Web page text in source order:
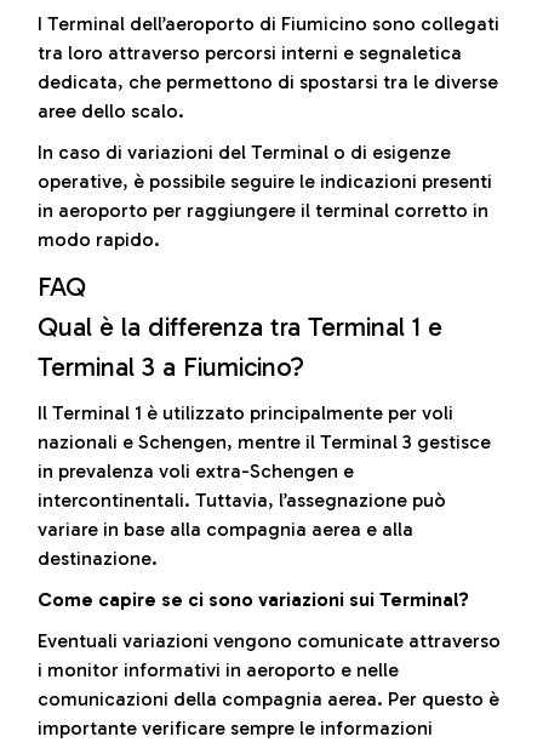
I Terminal dell’aeroporto di Fiumicino sono collegati
tra loro attraverso percorsi interni e segnaletica
dedicata, che permettono di spostarsi tra le diverse
aree dello scalo.
In caso di variazioni del Terminal o di esigenze
operative, è possibile seguire le indicazioni presenti
in aeroporto per raggiungere il terminal corretto in
modo rapido.
FAQ
Qual è la differenza tra Terminal 1 e
Terminal 3 a Fiumicino?
Il Terminal 1 è utilizzato principalmente per voli
nazionali e Schengen, mentre il Terminal 3 gestisce
in prevalenza voli extra-Schengen e
intercontinentali. Tuttavia, l’assegnazione può
variare in base alla compagnia aerea e alla
destinazione.
Come capire se ci sono variazioni sui Terminal?
Eventuali variazioni vengono comunicate attraverso
i monitor informativi in aeroporto e nelle
comunicazioni della compagnia aerea. Per questo è
importante verificare sempre le informazioni